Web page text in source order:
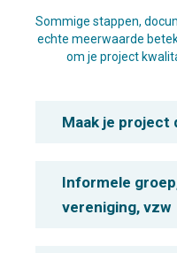
Sommige stappen,
echte meerwaarde
om je project
Maak je project
Informele
vereniging, vzw